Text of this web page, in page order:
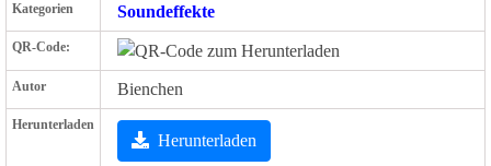
Kategorien Soundeffekte
QR-Code:
Autor Bienchen
Herunterladen
Herunterladen